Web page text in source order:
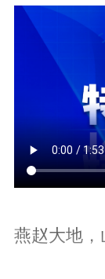
燕赵大地，